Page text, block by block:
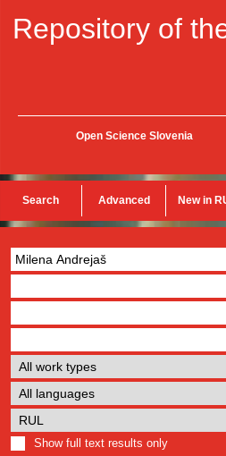
Repository of
Open Science Slovenia
Search Advanced New in
Show full text results only